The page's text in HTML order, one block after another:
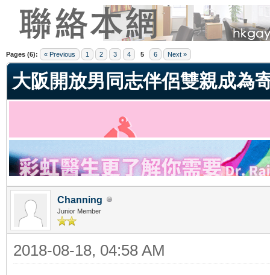
Pages (6): « Previous 1 2 3 4 5 6 Next »
大阪開放男同志伴侶雙親成為
Channing
Junior Member
2018-08-18, 04:58 AM